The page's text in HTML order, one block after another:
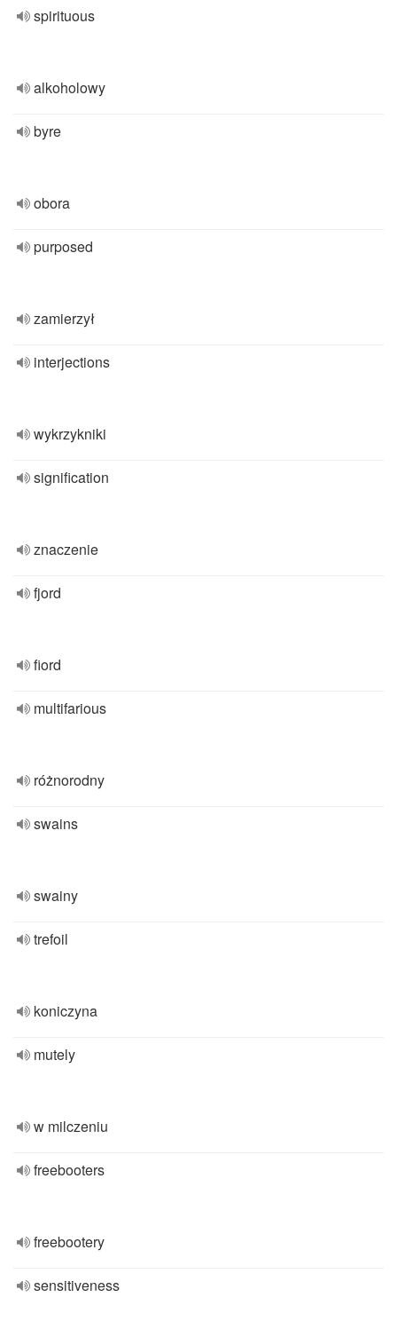
spirituous
alkoholowy
byre
obora
purposed
zamierzył
interjections
wykrzykniki
signification
znaczenie
fjord
fiord
multifarious
różnorodny
swains
swainy
trefoil
koniczyna
mutely
w milczeniu
freebooters
freebootery
sensitiveness